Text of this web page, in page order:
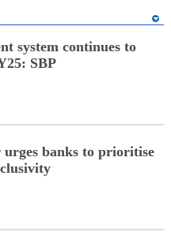
system continues to
SBP
urges banks to prioritise